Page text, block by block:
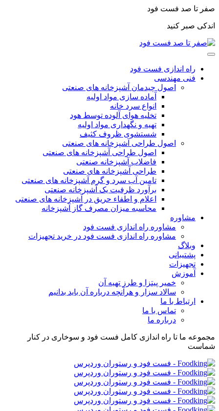
صفر تا صد فست فود
اندکی صبر کنید
راه اندازی فست فود
فنی مهندسی
اصول چیدمان آشپزخانه های صنعتی
آماده سازی مواد اولیه
انواع سرد خانه
تخلیه هوای آلوده توسط هود
تهیه و نگهداری مواد اولیه
شستشوی ظروف کثیف
اصول طراحی آشپزخانه های صنعتی
اصول طراحی آشپزخانه های صنعتی
فاضلاب آشپزخانه صنعتی
طراحی آشپزخانه های صنعتی
تامین آب سرد و گرم آشپزخانه های صنعتی
برآورد ظرفیت یک آشپزخانه صنعتی
اعلام و اطفاء حریق در آشپزخانه های صنعتی
محاسبه میزان مصرف گاز آشپزخانه
مشاوره
مشاوره راه اندازی فست فود
مشاوره راه اندازی فست فود در خرید تجهیزات
وبلاگ
پشتیبانی
تجهیزات
آموزش
خمیر پیتزا و طرز تهیه آن
سالاد سزار و هرآنچه درباره آن باید بدانیم
ارتباط با ما
تماس با ما
درباره ما
مجموعه ما تا راه اندازی کامل فست فود و سوخاری در کنار
شماست